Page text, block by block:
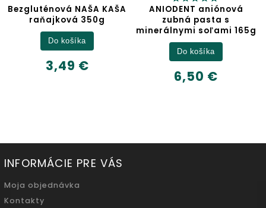
Bezgluténová NAŠA KAŠA
raňajková 350g
3,49 €
Do košíka
ANIODENT aniónová
zubná pasta s
minerálnymi soľami 165g
6,50 €
Do košíka
INFORMÁCIE PRE VÁS
Moja objednávka
Kontakty